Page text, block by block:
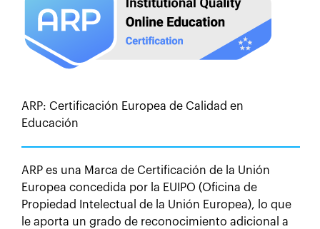
ARP: Certificación Europea de Calidad en
Educación
ARP es una Marca de Certificación de la Unión
Europea concedida por la EUIPO (Oficina de
Propiedad Intelectual de la Unión Europea), lo que
le aporta un grado de reconocimiento adicional a